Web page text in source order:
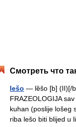
Смотреть что
lešo — lȅšo [b] (II)[/
FRAZEOLOGIJA
kuhan (poslije lošeg
riba lešo biti blijed u